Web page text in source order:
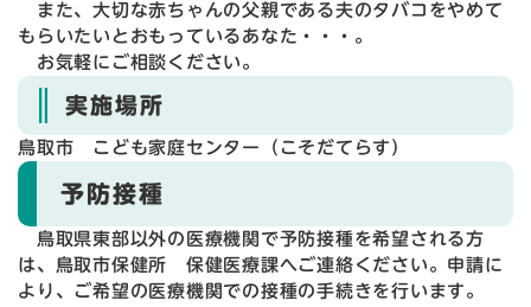
また、大切な赤ちゃんの父親である夫のタバコをやめて
もらいたいとおもっているあなた・・・。
お気軽にご相談ください。
実施場所
鳥取市 こども家庭センター（こそだてらす）
予防接種
鳥取県東部以外の医療機関で予防接種を希望される方
は、鳥取市保健所 保健医療課へご連絡ください。申請に
より、ご希望の医療機関での接種の手続きを行います。